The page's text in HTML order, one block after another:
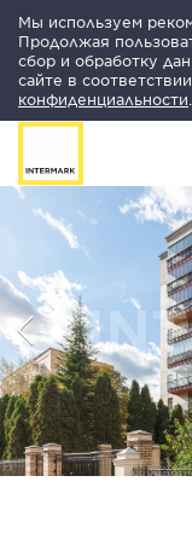
Мы используем
Продолжая
сбор и обработку
сайте в
конфиденциальности